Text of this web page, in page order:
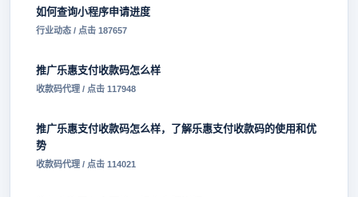
如何查询小程序申请进度
行业动态 / 点击 187657
推广乐惠支付收款码怎么样
收款码代理 / 点击 117948
推广乐惠支付收款码怎么样，了解乐惠支付收款码的使用和优
势
收款码代理 / 点击 114021